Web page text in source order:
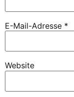
E-Mail-Adresse *
Website